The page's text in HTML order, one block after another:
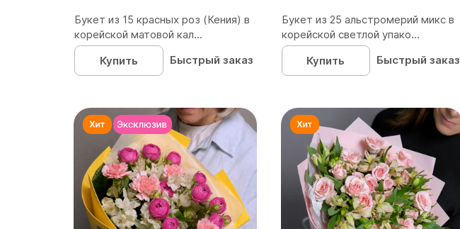
Букет из 15 красных роз (Кения) в
корейской матовой кал...
Купить
Быстрый заказ
Букет из 25 альстромерий микс в
корейской светлой упако...
Купить
Быстрый заказ